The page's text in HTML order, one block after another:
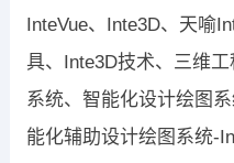
InteVue、Inte3D、天喻
具、Inte3D技术、三维
系统、智能化设计绘图
能化辅助设计绘图系统-